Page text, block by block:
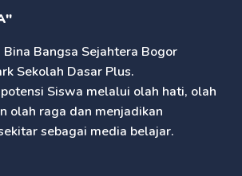
Bina Bangsa Sejahtera Bogor
Sekolah Dasar Plus.
Siswa melalui olah hati, olah
olah raga dan menjadikan
sebagai media belajar.